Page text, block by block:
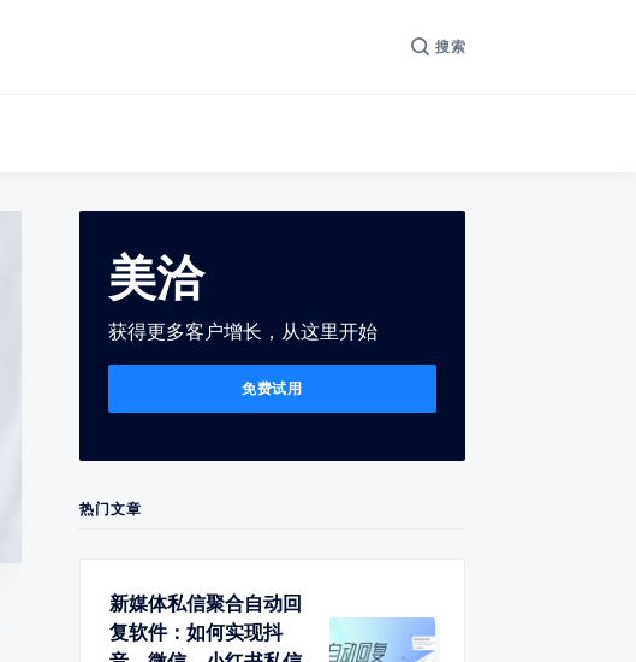
搜索
美洽
获得更多客户增长，从这里开始
免费试用
热门文章
新媒体私信聚合自动回
复软件：如何实现抖